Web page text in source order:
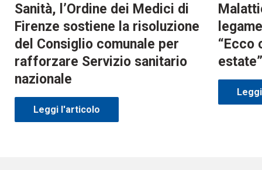
Sanità, l’Ordine dei Medici di
Firenze sostiene la risoluzione
del Consiglio comunale per
rafforzare Servizio sanitario
nazionale
Leggi l'articolo
“Ecco
estate”